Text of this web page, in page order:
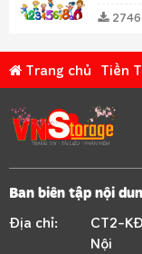
2746
Trang chủ Tiền
Ban biên tập nội
Địa chỉ:
CT2-
Nội